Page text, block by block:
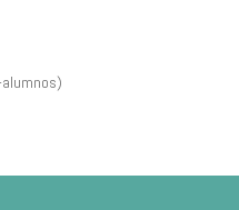
alumnos)